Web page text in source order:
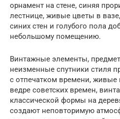
орнамент на стене, синяя
лестнице, живые цветы в
синих стен и голубого пола
небольшому помещению.
Винтажные элементы,
неизменные спутники стиля
с отпечатком времени,
ведре советских времен,
классической формы на
создают неповторимую